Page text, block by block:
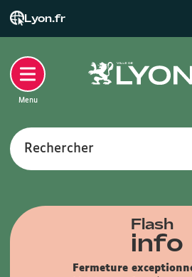
Lyon.fr
Rechercher
Menu
Flash
info
Fermeture